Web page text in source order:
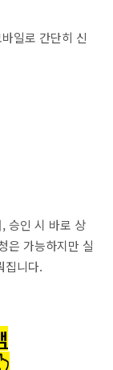
일로 간단히 신
승인 시 바로 상
은 가능하지만 실
집니다.